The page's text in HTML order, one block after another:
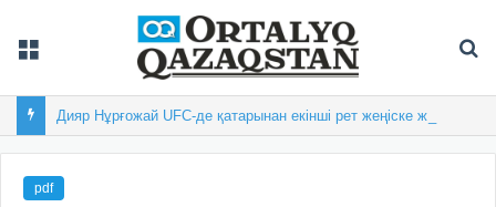
Дияр Нұрғожай UFC-де қатарынан екінші рет жеңіске жетті
pdf